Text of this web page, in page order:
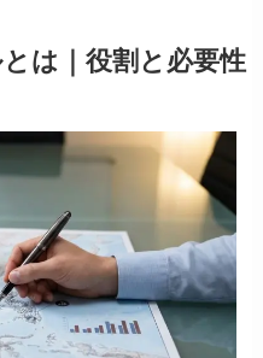
は｜役割と必要性